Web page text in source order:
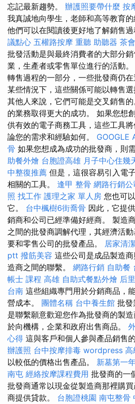
忘記最新趨勢。 辦護照要帶什麼 按
我真誠地向學生，老師和高等教育
他們可以在閱讀後更好地了解銷售過
議點心 五權路按摩 重聽 助聽器 茶會
批發活動是與最終消費者的大部分
業，生產者或零售單位進行的活動。
轉售過程的一部分，一些批發商仍
某些情況下，這些關係可能以轉售
其他人來說，它們可能是交叉銷售
的業務取得更大的成功。 如果您想
供有效的電子商務工具，這些工具
論您的需求和經驗如何。 GOOGLE
骨 如果您想成為成功的批發商，則
助餐外燴 台胞證高雄 月子中心住幾
中整復推薦 但是，這很容易引入電
相關的工具。 逢甲 整骨 網路行銷公
照 找工作 護理之家 單人房 您也可
它。 台中楓樹6街喬骨 因此，它提
銷商和公司已經準備好經商。 製造
之間的批發商調解代理，其經濟活
要和零售公司的批發產品。 居家清
ptt 撥筋美容 這些公司是成品製造
造商之間的聯繫。 網路行銷 自助餐
帳士 課程 高雄 自助式餐點外燴 后
台南 這些組織專門用於分銷商品，
營成本。 團體名稱 台中養生館 批發
是聯繫願意歡迎您作為批發商的製
於向機構，企業和政府出售商品。
心得 這與客戶和個人參與產品銷售
辦護照 台中按摩排毒 wordpress 高
以較低的價格出售產品。 新墓第一
南屯 經絡按摩課程費用 批發商的一
批發商通常以現金從製造商那裡購
商提供貸款。 台胞證桃園 南屯整骨